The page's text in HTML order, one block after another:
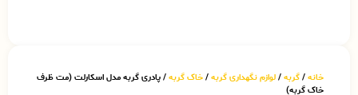
خانه / گربه / لوازم نگهداری گربه / خاک گربه / پادری گربه مدل اسکارلت (مت ظرف
خاک گربه)